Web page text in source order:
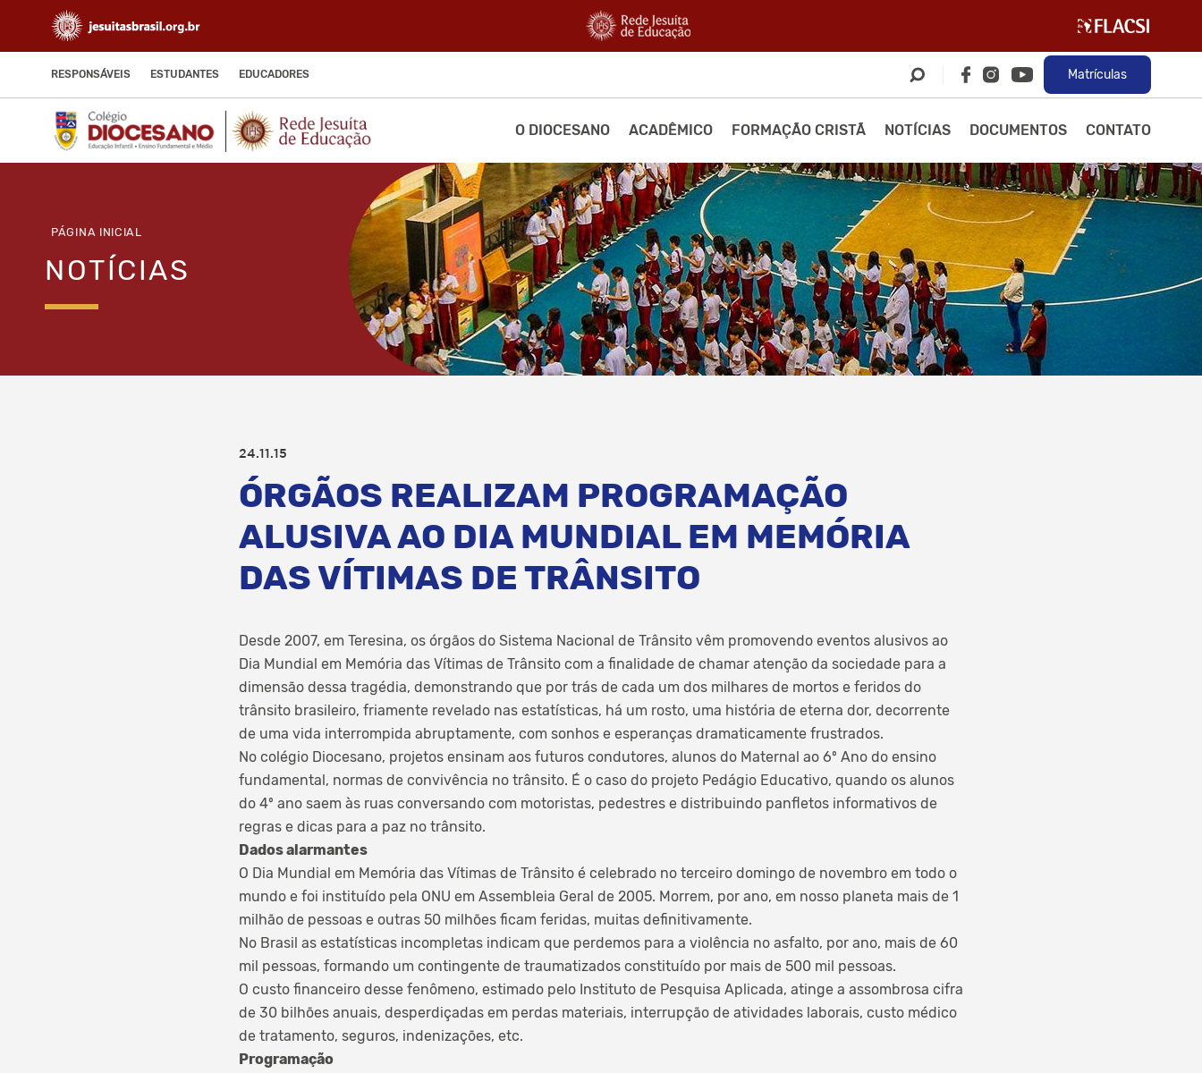
RESPONSÁVEIS ESTUDANTES EDUCADORES Matrículas
O DIOCESANO ACADÊMICO FORMAÇÃO CRISTÃ NOTÍCIAS DOCUMENTOS CONTATO
PÁGINA INICIAL
NOTÍCIAS
24.11.15
ÓRGÃOS REALIZAM PROGRAMAÇÃO
ALUSIVA AO DIA MUNDIAL EM MEMÓRIA
DAS VÍTIMAS DE TRÂNSITO
Desde 2007, em Teresina, os órgãos do Sistema Nacional de Trânsito vêm promovendo eventos alusivos ao
Dia Mundial em Memória das Vítimas de Trânsito com a finalidade de chamar atenção da sociedade para a
dimensão dessa tragédia, demonstrando que por trás de cada um dos milhares de mortos e feridos do
trânsito brasileiro, friamente revelado nas estatísticas, há um rosto, uma história de eterna dor, decorrente
de uma vida interrompida abruptamente, com sonhos e esperanças dramaticamente frustrados.
No colégio Diocesano, projetos ensinam aos futuros condutores, alunos do Maternal ao 6º Ano do ensino
fundamental, normas de convivência no trânsito. É o caso do projeto Pedágio Educativo, quando os alunos
do 4º ano saem às ruas conversando com motoristas, pedestres e distribuindo panfletos informativos de
regras e dicas para a paz no trânsito.
Dados alarmantes
O Dia Mundial em Memória das Vítimas de Trânsito é celebrado no terceiro domingo de novembro em todo o
mundo e foi instituído pela ONU em Assembleia Geral de 2005. Morrem, por ano, em nosso planeta mais de 1
milhão de pessoas e outras 50 milhões ficam feridas, muitas definitivamente.
No Brasil as estatísticas incompletas indicam que perdemos para a violência no asfalto, por ano, mais de 60
mil pessoas, formando um contingente de traumatizados constituído por mais de 500 mil pessoas.
O custo financeiro desse fenômeno, estimado pelo Instituto de Pesquisa Aplicada, atinge a assombrosa cifra
de 30 bilhões anuais, desperdiçadas em perdas materiais, interrupção de atividades laborais, custo médico
de tratamento, seguros, indenizações, etc.
Programação